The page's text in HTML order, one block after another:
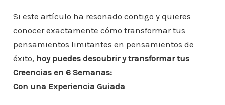
Si este artículo ha resonado contigo y quieres
conocer exactamente cómo transformar tus
pensamientos limitantes en pensamientos de
éxito, hoy puedes descubrir y transformar tus
Creencias en 6 Semanas:
Con una Experiencia Guiada